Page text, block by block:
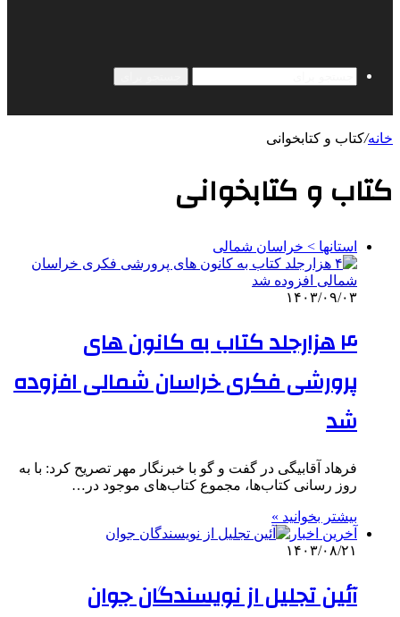
خانه/کتاب و کتابخوانی
کتاب و کتابخوانی
استانها > خراسان شمالی
۱۴۰۳/۰۹/۰۳
۴ هزارجلد کتاب به کانون های
پرورشی فکری خراسان شمالی افزوده
شد
فرهاد آقابیگی در گفت و گو با خبرنگار مهر تصریح کرد: با به
روز رسانی کتاب‌ها، مجموع کتاب‌های موجود در…
بیشتر بخوانید »
آخرین اخبار
۱۴۰۳/۰۸/۲۱
آئین تجلیل از نویسندگان جوان